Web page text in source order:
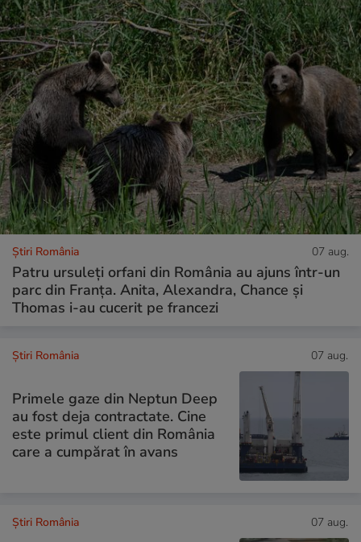
Știri România 07 aug.
Patru ursuleți orfani din România au ajuns într-un
parc din Franța. Anita, Alexandra, Chance și
Thomas i-au cucerit pe francezi
Știri România 07 aug.
Primele gaze din Neptun Deep
au fost deja contractate. Cine
este primul client din România
care a cumpărat în avans
Știri România 07 aug.